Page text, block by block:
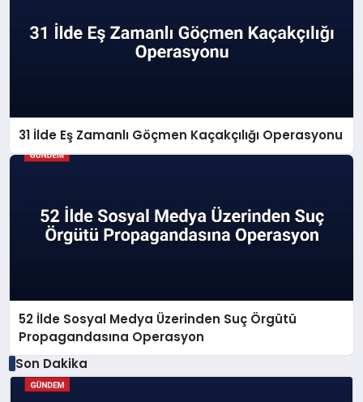
31 İlde Eş Zamanlı Göçmen Kaçakçılığı Operasyonu
52 İlde Sosyal Medya Üzerinden Suç Örgütü
Propagandasına Operasyon
Son Dakika